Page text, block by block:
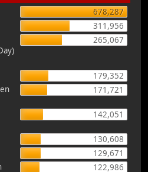
678,287
311,956
265,067
179,352
171,721
142,051
130,608
129,671
122,986